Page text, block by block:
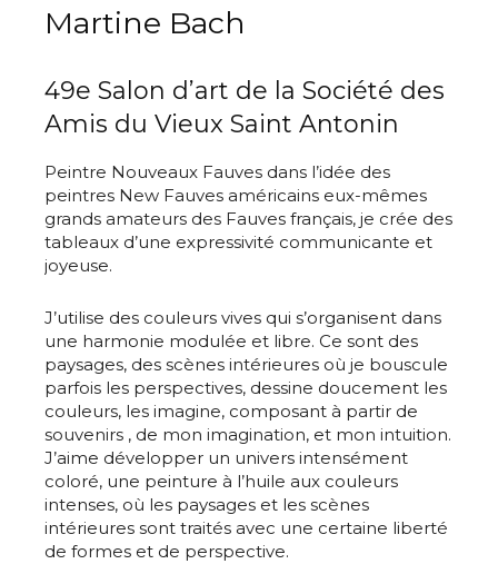
Martine Bach
49e Salon d’art de la Société des
Amis du Vieux Saint Antonin
Peintre Nouveaux Fauves dans l’idée des
peintres New Fauves américains eux-mêmes
grands amateurs des Fauves français, je crée des
tableaux d’une expressivité communicante et
joyeuse.
J’utilise des couleurs vives qui s’organisent dans
une harmonie modulée et libre. Ce sont des
paysages, des scènes intérieures où je bouscule
parfois les perspectives, dessine doucement les
couleurs, les imagine, composant à partir de
souvenirs , de mon imagination, et mon intuition.
J’aime développer un univers intensément
coloré, une peinture à l’huile aux couleurs
intenses, où les paysages et les scènes
intérieures sont traités avec une certaine liberté
de formes et de perspective.